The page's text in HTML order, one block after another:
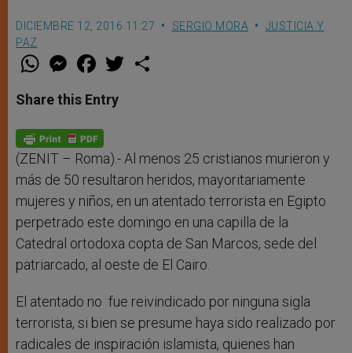
DICIEMBRE 12, 2016 11:27 SERGIO MORA
JUSTICIA Y
PAZ
W
t
s
p
p
M
e
s
e
g
e
F
a
e
b
o
k
w
Share this Entry
(ZENIT – Roma).- Al menos 25 cristianos murieron y
más de 50 resultaron heridos, mayoritariamente
mujeres y niños, en un atentado terrorista en Egipto
perpetrado este domingo en una capilla de la
Catedral ortodoxa copta de San Marcos, sede del
patriarcado, al oeste de El Cairo.
El atentado no fue reivindicado por ninguna sigla
terrorista, si bien se presume haya sido realizado por
radicales de inspiración islamista, quienes han